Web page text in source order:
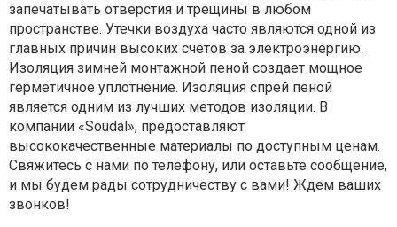
запечатывать отверстия и трещины в любом
пространстве. Утечки воздуха часто являются одной из
главных причин высоких счетов за электроэнергию.
Изоляция зимней монтажной пеной создает мощное
герметичное уплотнение. Изоляция спрей пеной
является одним из лучших методов изоляции. В
компании «Soudal», предоставляют
высококачественные материалы по доступным ценам.
Свяжитесь с нами по телефону, или оставьте сообщение,
и мы будем рады сотрудничеству с вами! Ждем ваших
звонков!